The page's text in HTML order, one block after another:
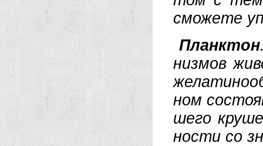
смо­же­те
Планк­тон
низ­мов
ном
ше­го
но­сти со